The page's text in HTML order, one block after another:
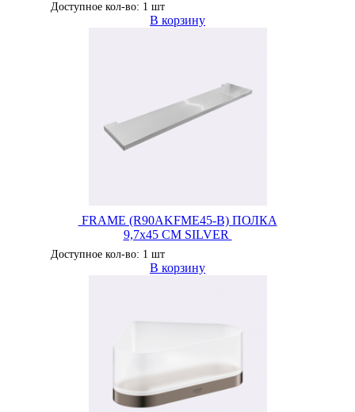
Доступное кол-во: 1 шт
В корзину
FRAME (R90AKFME45-B) ПОЛКА
9,7x45 CM SILVER
Доступное кол-во: 1 шт
В корзину